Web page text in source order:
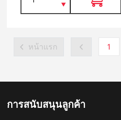
หน้าแรก 1
การสนับสนุนลูกค้า